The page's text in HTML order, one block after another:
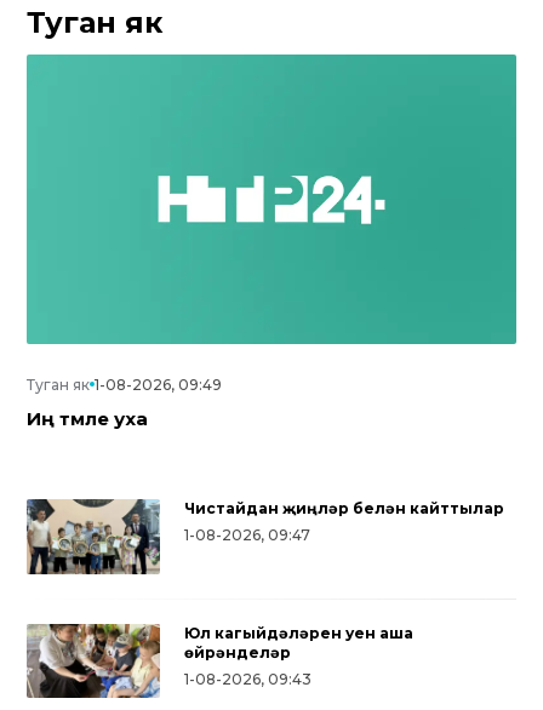
Туган як
Туган як 1-08-2026, 09:49
Иң тәмле уха
Чистайдан җиңүләр белән кайттылар
1-08-2026, 09:47
Юл кагыйдәләрен уен аша
өйрәнделәр
1-08-2026, 09:43